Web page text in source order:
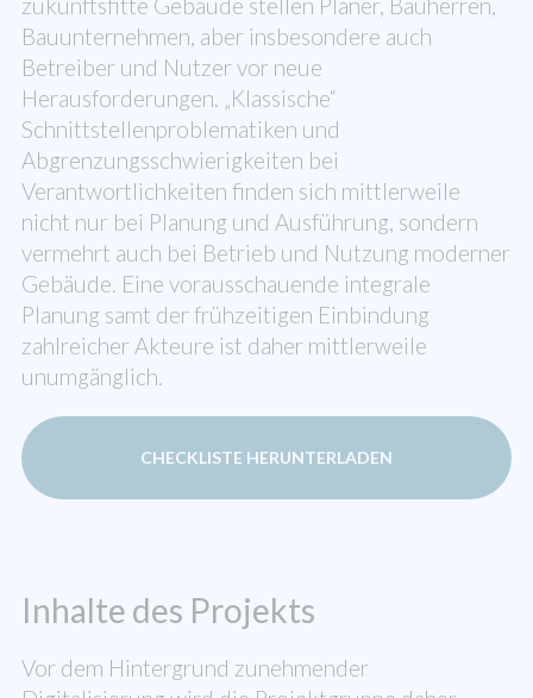
Bauunternehmen, aber insbesondere auch
Betreiber und Nutzer vor neue
Herausforderungen. „Klassische“
Schnittstellenproblematiken und
Abgrenzungsschwierigkeiten bei
Verantwortlichkeiten finden sich mittlerweile
nicht nur bei Planung und Ausführung, sondern
vermehrt auch bei Betrieb und Nutzung moderner
Gebäude. Eine vorausschauende integrale
Planung samt der frühzeitigen Einbindung
zahlreicher Akteure ist daher mittlerweile
unumgänglich.
CHECKLISTE HERUNTERLADEN
Inhalte des Projekts
Vor dem Hintergrund zunehmender